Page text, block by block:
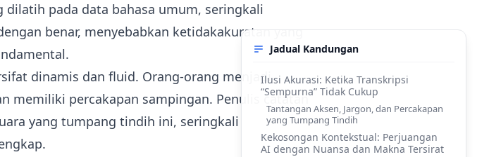
Jadual Kandungan
Ilusi Akurasi: Ketika Transkripsi
“Sempurna” Tidak Cukup
Tantangan Aksen, Jargon, dan Percakapan
yang Tumpang Tindih
Kekosongan Kontekstual: Perjuangan
AI dengan Nuansa dan Makna Tersirat
dilatih pada data bahasa umum, seringkali
benar, menyebabkan ketidakakuratan yang
dinamis dan fluid. Orang-orang menjadi
memiliki percakapan sampingan. Penulis catatan
yang tumpang tindih ini, seringkali